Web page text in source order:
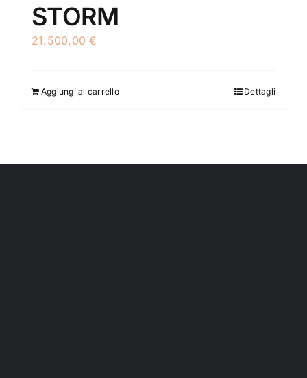
STORM
21.500,00€
Aggiungi al carrello Dettagli